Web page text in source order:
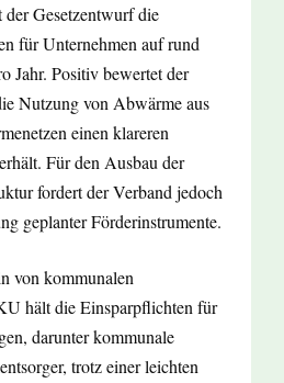
Gesetzentwurf die
für Unternehmen auf rund
Jahr. Positiv bewertet der
Nutzung von Abwärme aus
einen klareren
Für den Ausbau der
fordert der Verband jedoch
geplanter Förderinstrumente.
von kommunalen
hält die Einsparpflichten für
darunter kommunale
trotz einer leichten